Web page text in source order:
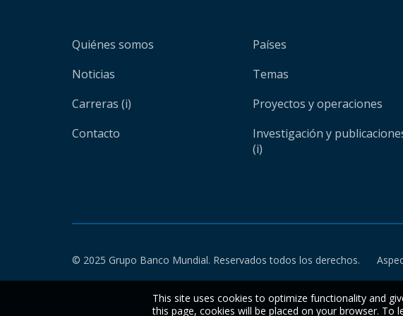
Quiénes somos
Noticias
Carreras (i)
Contacto
Países
Temas
Proyectos y operaciones
Investigación y
(i)
© 2025 Grupo Banco Mundial. Reservados todos los derechos.
This site uses cookies to optimize functionality and
this page, cookies will be placed on your browser. To